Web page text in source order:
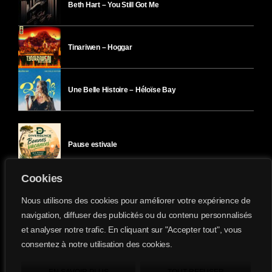
Cookies
Nous utilisons des cookies pour améliorer votre expérience de
navigation, diffuser des publicités ou du contenu personnalisés
et analyser notre trafic. En cliquant sur "Accepter tout", vous
consentez à notre utilisation des cookies.
Beth Hart – You Still Got Me
Tinariwen – Hoggar
Une Belle Histoire – Héloïse Bay
Pause estivale
Ici l’Ombre – mardi 28 juillet